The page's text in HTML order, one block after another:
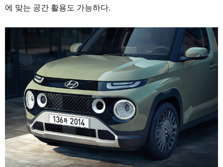
에 맞는 공간 활용도 가능하다.